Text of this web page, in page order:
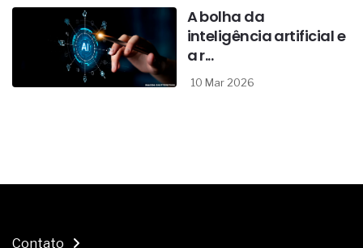
A bolha da
inteligência artificial e
a r...
10 Mar 2026
Contato